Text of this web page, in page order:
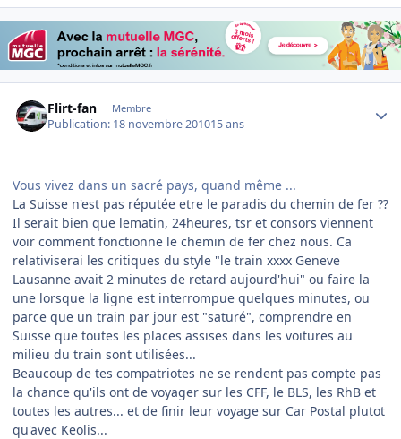
Flirt-fan Membre
Publication: 18 novembre 201015 ans
Vous vivez dans un sacré pays, quand même ...
La Suisse n'est pas réputée etre le paradis du chemin de fer ??
Il serait bien que lematin, 24heures, tsr et consors viennent
voir comment fonctionne le chemin de fer chez nous. Ca
relativiserai les critiques du style "le train xxxx Geneve
Lausanne avait 2 minutes de retard aujourd'hui" ou faire la
une lorsque la ligne est interrompue quelques minutes, ou
parce que un train par jour est "saturé", comprendre en
Suisse que toutes les places assises dans les voitures au
milieu du train sont utilisées...
Beaucoup de tes compatriotes ne se rendent pas compte pas
la chance qu'ils ont de voyager sur les CFF, le BLS, les RhB et
toutes les autres... et de finir leur voyage sur Car Postal plutot
qu'avec Keolis...